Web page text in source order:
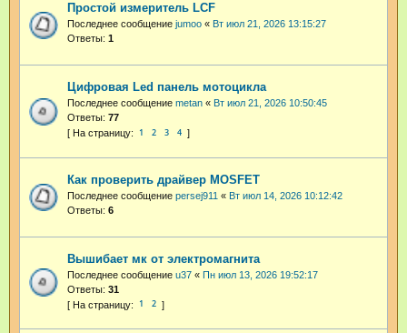
Простой измеритель LCF
Последнее сообщение jumoo « Вт июл 21, 2026 13:15:27
Ответы: 1
Цифровая Led панель мотоцикла
Последнее сообщение metan « Вт июл 21, 2026 10:50:45
Ответы: 77
1 2 3 4
Как проверить драйвер MOSFET
Последнее сообщение persej911 « Вт июл 14, 2026 10:12:42
Ответы: 6
Вышибает мк от электромагнита
Последнее сообщение u37 « Пн июл 13, 2026 19:52:17
Ответы: 31
1 2